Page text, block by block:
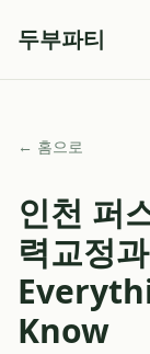
두부파티
← 홈으로
인천 퍼
력교정
Know